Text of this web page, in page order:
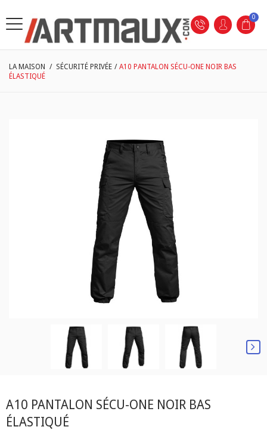
0
LA MAISON / SÉCURITÉ PRIVÉE / A10 PANTALON SÉCU-ONE NOIR BAS
ÉLASTIQUÉ
A10 PANTALON SÉCU-ONE NOIR BAS
ÉLASTIQUÉ